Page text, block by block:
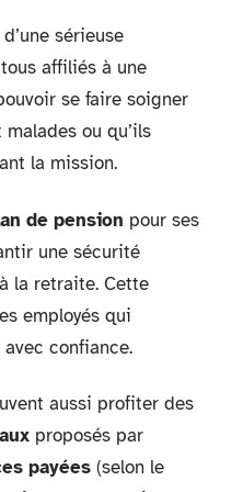
sérieuse
affiliés à une
se faire soigner
ou qu’ils
la mission.
de pension pour ses
une sécurité
la retraite. Cette
employés qui
confiance.
aussi profiter des
proposés par
payées (selon le